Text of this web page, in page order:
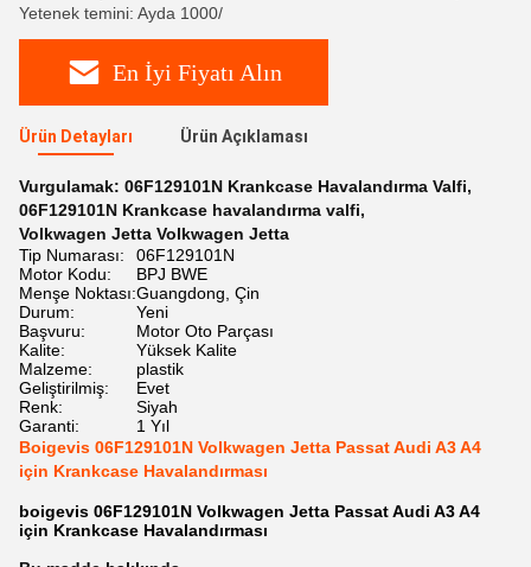
Yetenek temini: Ayda 1000/
En İyi Fiyatı Alın
Ürün Detayları Ürün Açıklaması
Vurgulamak: 06F129101N Krankcase Havalandırma Valfi,
06F129101N Krankcase havalandırma valfi,
Volkwagen Jetta Volkwagen Jetta
Tip Numarası:
06F129101N
Motor Kodu:
BPJ BWE
Menşe Noktası:Guangdong, Çin
Durum:
Yeni
Başvuru:
Motor Oto Parçası
Kalite:
Yüksek Kalite
Malzeme:
plastik
Geliştirilmiş:
Evet
Renk:
Siyah
Garanti:
1 Yıl
Boigevis 06F129101N Volkwagen Jetta Passat Audi A3 A4
için Krankcase Havalandırması
boigevis 06F129101N Volkwagen Jetta Passat Audi A3 A4
için Krankcase Havalandırması